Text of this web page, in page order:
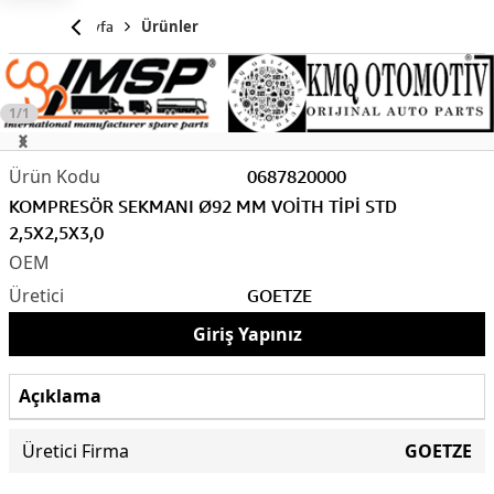
Anasayfa Ürünler
1/1
0687820000
KOMPRESÖR SEKMANI Ø92 MM VOİTH TİPİ STD
2,5X2,5X3,0
GOETZE
Giriş Yapınız
Açıklama
Üretici Firma GOETZE